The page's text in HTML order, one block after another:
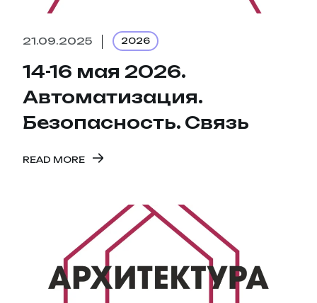
21.09.2025 2026
14-16 мая 2026.
Автоматизация.
Безопасность. Связь
READ MORE